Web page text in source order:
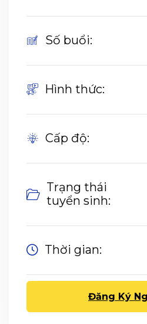
Số buổi:
Hình thức:
Cấp độ:
Trạng thái
tuyển sinh:
Thời gian:
Đăng Ký